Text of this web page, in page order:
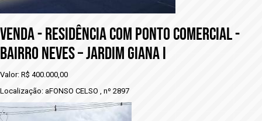
VENDA - RESIDÊNCIA COM PONTO COMERCIAL -
BAIRRO NEVES – JARDIM GIANA I
Valor: R$ 400.000,00
Localização: aFONSO CELSO , nº 2897